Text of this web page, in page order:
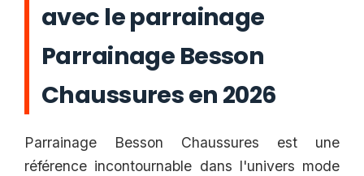
avec le parrainage
Parrainage Besson
Chaussures en 2026
Parrainage Besson Chaussures est une
référence incontournable dans l'univers mode